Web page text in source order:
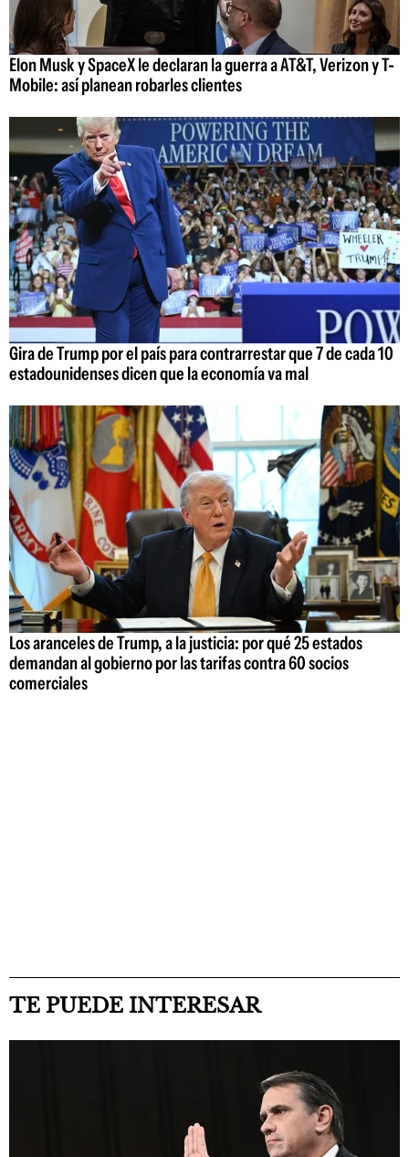
Elon Musk y SpaceX le declaran la guerra a AT&T, Verizon y T-
Mobile: así planean robarles clientes
Gira de Trump por el país para contrarrestar que 7 de cada 10
estadounidenses dicen que la economía va mal
Los aranceles de Trump, a la justicia: por qué 25 estados
demandan al gobierno por las tarifas contra 60 socios
comerciales
TE PUEDE INTERESAR